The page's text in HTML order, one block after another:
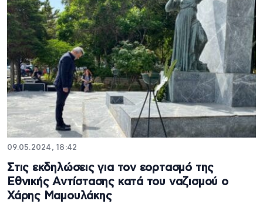
09.05.2024, 18:42
Στις εκδηλώσεις για τον εορτασμό της
Εθνικής Αντίστασης κατά του ναζισμού ο
Χάρης Μαμουλάκης